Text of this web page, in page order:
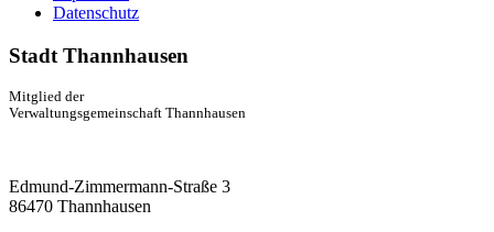
Datenschutz
Stadt Thannhausen
Mitglied der
Verwaltungsgemeinschaft Thannhausen
Edmund-Zimmermann-Straße 3
86470 Thannhausen